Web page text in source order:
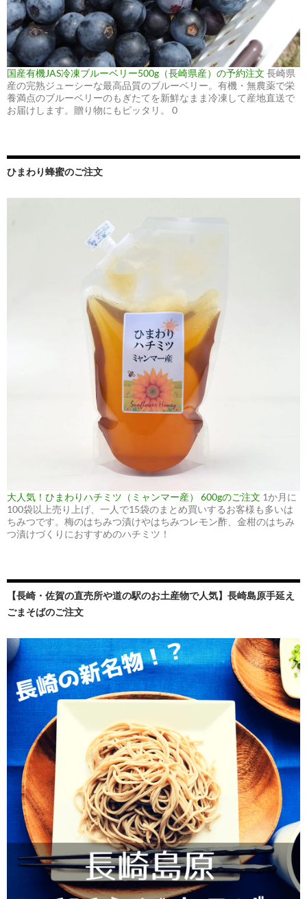
国産有機JAS冷凍ブルーベリー500g（長崎県産）の予約注文 長崎県
産の完熟ジューシーな最高品質のブルーベリー。有機・無農薬で栄
養満点のブルーベリーのもぎたてを新鮮なまま冷凍して産地直送で
お届けします。贈り物にもピッタリ。 0
ひまわり蜂蜜のご注文
大人気！ひまわりハチミツ（ミャンマー産） 600gのご注文 1か月に
100袋以上売り上げ、一人で15袋のまとめ買いするお客様も多いは
ちみつです。梅のはちみつ漬けやはちみつレモン酢、金柑のはちみ
つ漬けづくりにおすすめのハチミツ！
【長崎・佐賀の直売所や道の駅のお土産物で人気】長崎島原手延え
ごまそばのご注文